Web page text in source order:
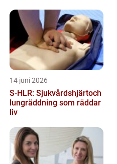
14 juni 2026
S-HLR: Sjukvårdshjärtoch
lungräddning som räddar
liv